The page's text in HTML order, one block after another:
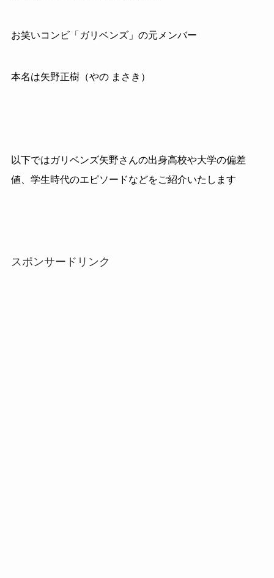
お笑いコンビ「ガリベンズ」の元メンバー
本名は矢野正樹（やの まさき）
以下ではガリベンズ矢野さんの出身高校や大学の偏差
値、学生時代のエピソードなどをご紹介いたします
スポンサードリンク